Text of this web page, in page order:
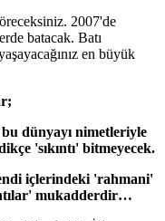
2007'de
batacak. Batı
en büyük
dünyayı nimetleriyle
'sıkıntı' bitmeyecek.
içlerindeki 'rahmani'
mukadderdir…